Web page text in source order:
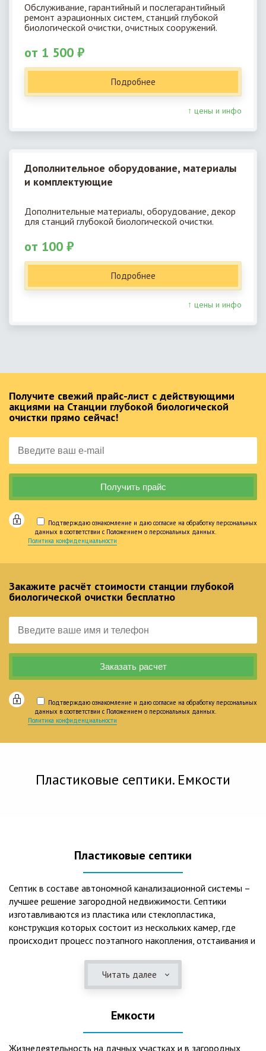
Обслуживание, гарантийный и послегарантийный
ремонт аэрационных систем, станций глубокой
биологической очистки, очистных сооружений.
от 1 500 ₽
Подробнее
↑ цены и инфо
Дополнительное оборудование, материалы
и комплектующие
Дополнительные материалы, оборудование, декор
для станций глубокой биологической очистки.
от 100 ₽
Подробнее
↑ цены и инфо
Получите свежий прайс-лист с действующими
акциями на Станции глубокой биологической
очистки прямо сейчас!
Подтверждаю ознакомление и даю согласие на обработку персональных
данных в соответствии с Положением о персональных данных.
Политика конфиденциальности
Закажите расчёт стоимости станции глубокой
биологической очистки бесплатно
Подтверждаю ознакомление и даю согласие на обработку персональных
данных в соответствии с Положением о персональных данных.
Политика конфиденциальности
Пластиковые септики. Емкости
Пластиковые септики
Септик в составе автономной канализационной системы –
лучшее решение загородной недвижимости. Септики
изготавливаются из пластика или стеклопластика,
конструкция которых состоит из нескольких камер, где
происходит процесс поэтапного накопления, отстаивания и
длительный срок службы, так как не подвержены коррозии.
2. Обладают высокой прочностью – способны
состоянии. 3. Могут эксплуатироваться в любом регионе
России при любых низких температурах. 4. Полностью
герметичны, что дает гарантию по полной безопасности
Читать далее
Емкости
Жизнедеятельность на дачных участках и в загородных